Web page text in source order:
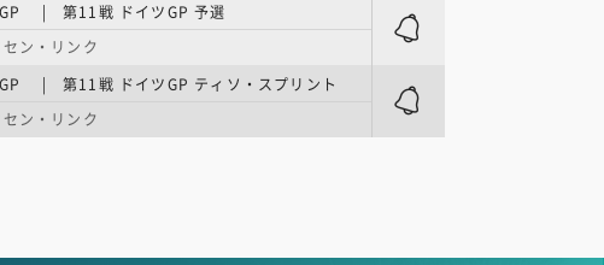
| 第11戦 ドイツGP 予選
ン・リンク
| 第11戦 ドイツGP ティソ・スプリント
ン・リンク